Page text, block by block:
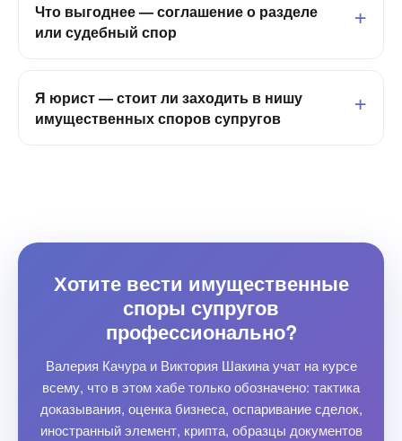
Что выгоднее — соглашение о разделе
или судебный спор
Я юрист — стоит ли заходить в нишу
имущественных споров супругов
Хотите вести имущественные
споры супругов
профессионально?
Валерия Качура и Виктория Шакина учат на курсе
всему, что в этом хабе только обозначено: тактика
доказывания, оценка бизнеса, оспаривание сделок,
иностранный элемент, крипта, образцы документов